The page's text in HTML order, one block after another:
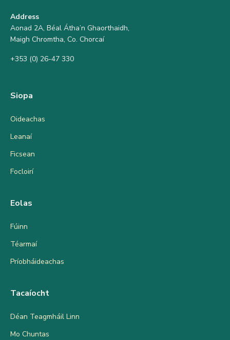
Address
Aonad 2A, Béal Átha’n Ghaorthaidh,
Maigh Chromtha, Co. Chorcaí
+353 (0) 26-47 330
Siopa
Oideachas
Leanaí
Ficsean
Focloirí
Eolas
Fúinn
Téarmaí
Príobháideachas
Tacaíocht
Déan Teagmháil Linn
Mo Chuntas